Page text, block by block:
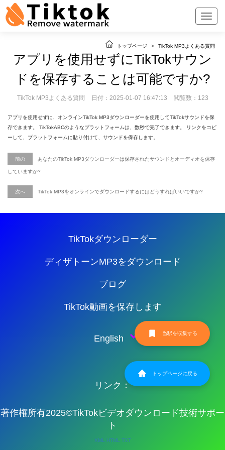
トップページ > TikTok MP3よくある質問
アプリを使用せずにTikTokサウン
ドを保存することは可能ですか?
TikTok MP3よくある質問 日付：2025-01-07 16:47:13 閲覧数：123
アプリを使用せずに、オンラインTikTok MP3ダウンローダーを使用してTikTokサウンドを保
存できます。 TikTokABCのようなプラットフォームは、数秒で完了できます。 リンクをコピ
ーして、プラットフォームに貼り付けて、サウンドを保存します。
前の あなたのTikTok MP3ダウンローダーは保存されたサウンドとオーディオを保存
していますか?
次へ TikTok MP3をオンラインでダウンロードするにはどうすればいいですか?
TikTokダウンローダー
ディザトーンMP3をダウンロード
ブログ
TikTok動画を保存します
English
リンク：
著作権所有2025©TikTokビデオダウンロード技術サポー
ト
XML HTML TXT
当駅を収集する
トップページに戻る